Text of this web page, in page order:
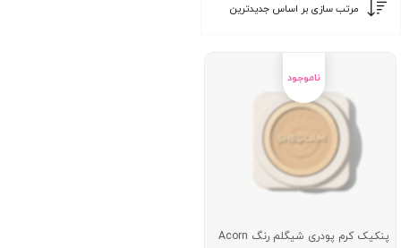
پنکیک کرم پودری شیگلم رنگ Acorn